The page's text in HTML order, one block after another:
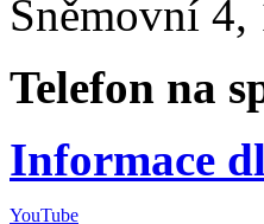
Sněmovní 4,
Telefon na
Informace
YouTube